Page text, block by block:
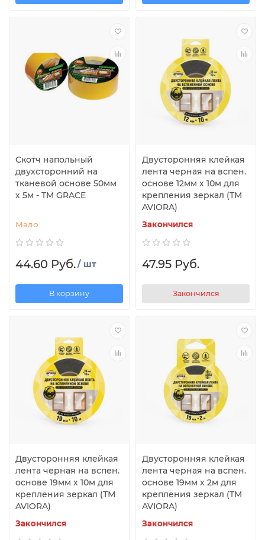
Скотч напольный
двухсторонний на
тканевой основе 50мм
х 5м - TM GRACE
Мало
44.60 Руб./ шт
В корзину
Двусторонняя клейкая
лента черная на вспен.
основе 12мм х 10м для
крепления зеркал (ТМ
AVIORA)
Закончился
47.95 Руб.
Закончился
Двусторонняя клейкая
лента черная на вспен.
основе 19мм х 10м для
крепления зеркал (ТМ
AVIORA)
Закончился
Двусторонняя клейкая
лента черная на вспен.
основе 19мм х 2м для
крепления зеркал (TM
AVIORA)
Закончился